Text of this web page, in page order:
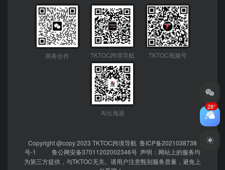
商务合作 TKTOC跨境导航 TKTOC视频号
Ai出海派
Copyright @copy 2023 TKTOC跨境导航 鲁ICP备2021038738
号-1
鲁公网安备37011202002346号 声明：网站上的服务均
为第三方提供，与TKTOC无关。请用户注意甄别服务质量，避免上
28°